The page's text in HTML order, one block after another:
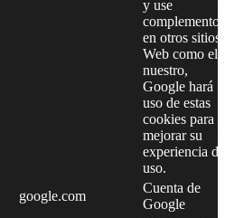
y use
complementos
en otros sitios
Web como el
nuestro,
Google hará
uso de estas
cookies para
mejorar su
experiencia de
uso.
google.com
Cuenta de
Google